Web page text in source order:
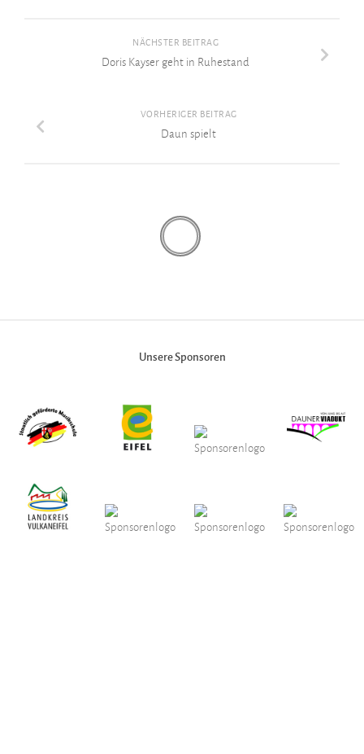
NÄCHSTER BEITRAG
Doris Kayser geht in Ruhestand
VORHERIGER BEITRAG
Daun spielt
Unsere Sponsoren